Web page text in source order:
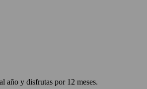
año y disfrutas por 12 meses.